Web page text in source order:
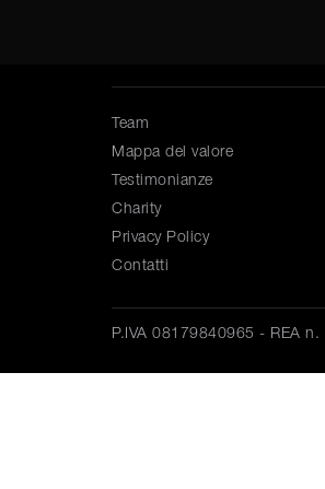
Team
Mappa del valore
Testimonianze
Charity
Privacy Policy
Contatti
P.IVA 08179840965 - REA